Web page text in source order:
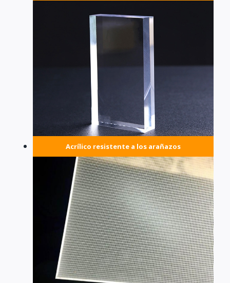
Acrílico resistente a los arañazos